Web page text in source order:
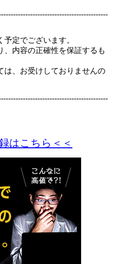
定でございます。
内容の正確性を保証するも
、お受けしておりませんの
はこちら＜＜